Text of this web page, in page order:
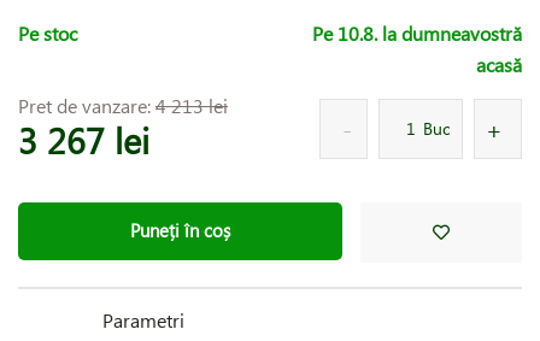
Pe stoc
Pe 10.8. la dumneavostră
acasă
Pret de vanzare:4 213 lei
3 267 lei Buc
Puneți în coș
Parametri